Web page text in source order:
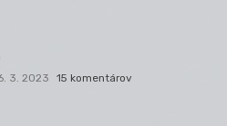
3. 2023 15 komentárov